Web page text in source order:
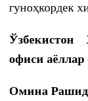
гуноҳкордек
Ўзбекистон
офиси
Омина